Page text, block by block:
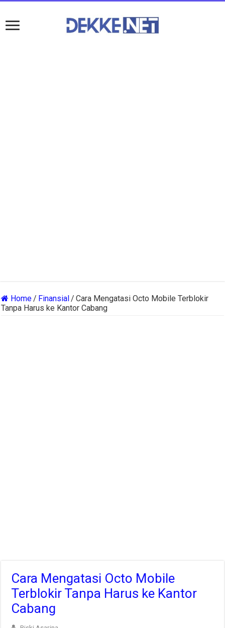
Home/ Finansial/ Cara Mengatasi Octo Mobile Terblokir
Tanpa Harus ke Kantor Cabang
Cara Mengatasi Octo Mobile
Terblokir Tanpa Harus ke Kantor
Cabang